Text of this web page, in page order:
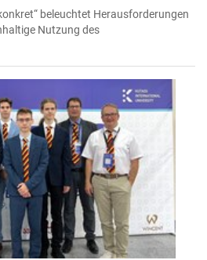
beleuchtet Herausforderungen
Nutzung des